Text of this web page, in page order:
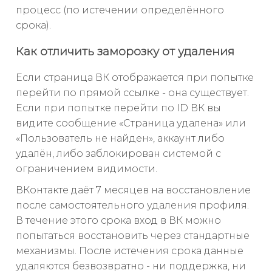
процесс (по истечении определённого
срока).
Как отличить заморозку от удаления
Если страница ВК отображается при попытке
перейти по прямой ссылке - она существует.
Если при попытке перейти по ID ВК вы
видите сообщение «Страница удалена» или
«Пользователь не найден», аккаунт либо
удалён, либо заблокирован системой с
ограничением видимости.
ВКонтакте даёт 7 месяцев на восстановление
после самостоятельного удаления профиля.
В течение этого срока вход в ВК можно
попытаться восстановить через стандартные
механизмы. После истечения срока данные
удаляются безвозвратно - ни поддержка, ни